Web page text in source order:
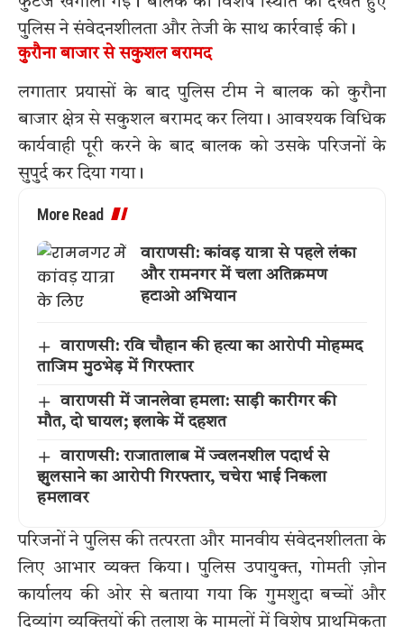
पुलिस ने संवेदनशीलता और तेजी के साथ कार्रवाई की।
कुरौना बाजार से सकुशल बरामद
लगातार प्रयासों के बाद पुलिस टीम ने बालक को कुरौना
बाजार क्षेत्र से सकुशल बरामद कर लिया। आवश्यक विधिक
कार्यवाही पूरी करने के बाद बालक को उसके परिजनों के
सुपुर्द कर दिया गया।
More Read
वाराणसी: कांवड़ यात्रा से पहले लंका
और रामनगर में चला अतिक्रमण
हटाओ अभियान
वाराणसी: रवि चौहान की हत्या का आरोपी मोहम्मद
ताजिम मुठभेड़ में गिरफ्तार
वाराणसी में जानलेवा हमला: साड़ी कारीगर की
मौत, दो घायल; इलाके में दहशत
वाराणसी: राजातालाब में ज्वलनशील पदार्थ से
झुलसाने का आरोपी गिरफ्तार, चचेरा भाई निकला
हमलावर
परिजनों ने पुलिस की तत्परता और मानवीय संवेदनशीलता के
लिए आभार व्यक्त किया। पुलिस उपायुक्त, गोमती ज़ोन
कार्यालय की ओर से बताया गया कि गुमशुदा बच्चों और
दिव्यांग व्यक्तियों की तलाश के मामलों में विशेष प्राथमिकता